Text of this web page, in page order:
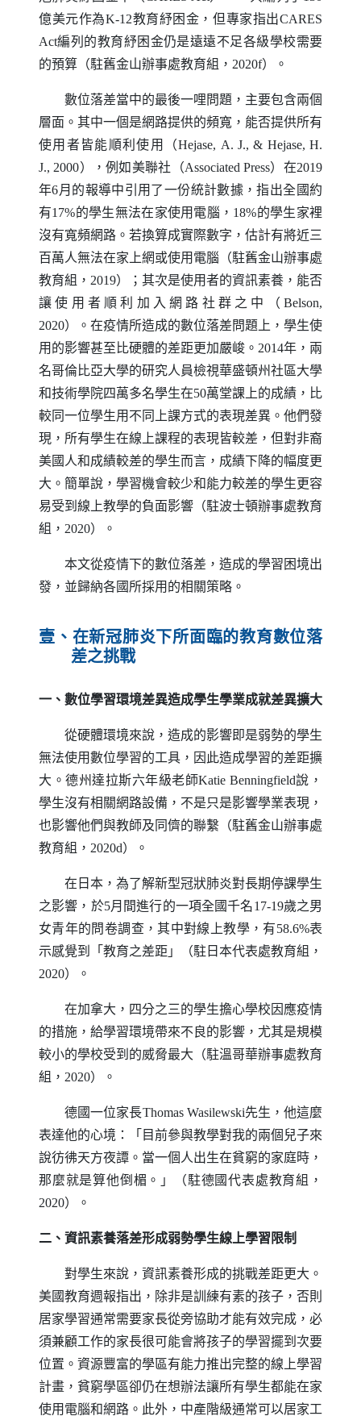
億美元作為K-12教育紓困金，但專家指出CARES
Act編列的教育紓困金仍是遠遠不足各級學校需要
的預算（駐舊金山辦事處教育組，2020f）。
數位落差當中的最後一哩問題，主要包含兩個
層面。其中一個是網路提供的頻寬，能否提供所有
使用者皆能順利使用（Hejase, A.J., & Hejase,H.
J., 2000），例如美聯社（Associated Press）在2019
年6月的報導中引用了一份統計數據，指出全國約
有17%的學生無法在家使用電腦，18%的學生家裡
沒有寬頻網路。若換算成實際數字，估計有將近三
百萬人無法在家上網或使用電腦（駐舊金山辦事處
教育組，2019）；其次是使用者的資訊素養，能否
讓使用者順利加入網路社群之中（ Belson,
2020）。在疫情所造成的數位落差問題上，學生使
用的影響甚至比硬體的差距更加嚴峻。2014年，兩
名哥倫比亞大學的研究人員檢視華盛頓州社區大學
和技術學院四萬多名學生在50萬堂課上的成績，比
較同一位學生用不同上課方式的表現差異。他們發
現，所有學生在線上課程的表現皆較差，但對非裔
美國人和成績較差的學生而言，成績下降的幅度更
大。簡單說，學習機會較少和能力較差的學生更容
易受到線上教學的負面影響（駐波士頓辦事處教育
組，2020）。
本文從疫情下的數位落差，造成的學習困境出
發，並歸納各國所採用的相關策略。
壹、在新冠肺炎下所面臨的教育數位落
差之挑戰
一、數位學習環境差異造成學生學業成就差異擴大
從硬體環境來說，造成的影響即是弱勢的學生
無法使用數位學習的工具，因此造成學習的差距擴
大。德州達拉斯六年級老師Katie Benningfield說，
學生沒有相關網路設備，不是只是影響學業表現，
也影響他們與教師及同儕的聯繫（駐舊金山辦事處
教育組，2020d）。
在日本，為了解新型冠狀肺炎對長期停課學生
之影響，於5月間進行的一項全國千名17-19歲之男
女青年的問卷調查，其中對線上教學，有58.6%表
示感覺到「教育之差距」（駐日本代表處教育組，
2020）。
在加拿大，四分之三的學生擔心學校因應疫情
的措施，給學習環境帶來不良的影響，尤其是規模
較小的學校受到的威脅最大（駐溫哥華辦事處教育
組，2020）。
德國一位家長Thomas Wasilewski先生，他這麼
表達他的心境：「目前參與教學對我的兩個兒子來
說彷彿天方夜譚。當一個人出生在貧窮的家庭時，
那麼就是算他倒楣。」（駐德國代表處教育組，
2020）。
二、資訊素養落差形成弱勢學生線上學習限制
對學生來說，資訊素養形成的挑戰差距更大。
美國教育週報指出，除非是訓練有素的孩子，否則
居家學習通常需要家長從旁協助才能有效完成，必
須兼顧工作的家長很可能會將孩子的學習擺到次要
位置。資源豐富的學區有能力推出完整的線上學習
計畫，貧窮學區卻仍在想辦法讓所有學生都能在家
使用電腦和網路。此外，中產階級通常可以居家工